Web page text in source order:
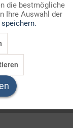
Inaktiv
Inaktiv
die bestmögliche
Ihre Auswahl der
speichern.